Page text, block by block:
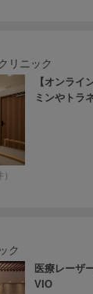
リニック
【オンライ
ミンやトラ
）
ク
医療レーザ
VIO